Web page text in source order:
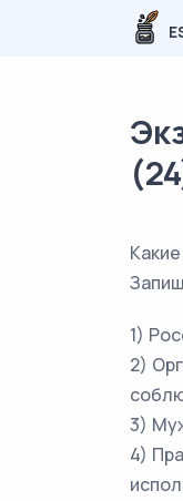
1)
2)
3)
4)